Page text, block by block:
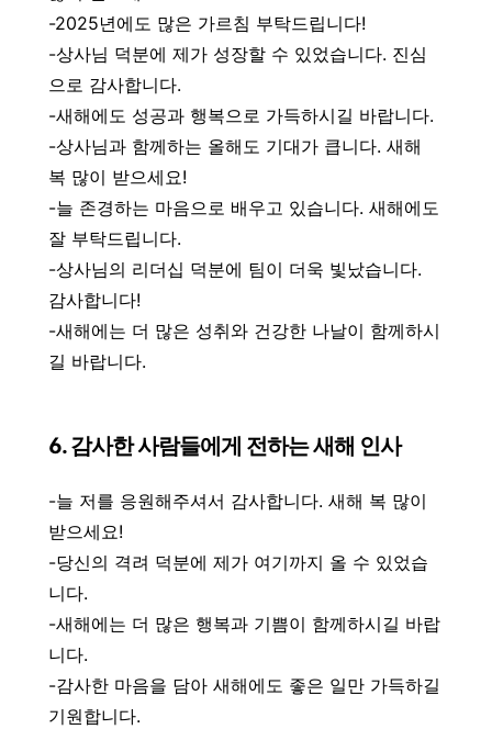
-2025년에도 많은 가르침 부탁드립니다!
-상사님 덕분에 제가 성장할 수 있었습니다. 진심
으로 감사합니다.
-새해에도 성공과 행복으로 가득하시길 바랍니다.
-상사님과 함께하는 올해도 기대가 큽니다. 새해
복 많이 받으세요!
-늘 존경하는 마음으로 배우고 있습니다. 새해에도
잘 부탁드립니다.
-상사님의 리더십 덕분에 팀이 더욱 빛났습니다.
감사합니다!
-새해에는 더 많은 성취와 건강한 나날이 함께하시
길 바랍니다.
6. 감사한 사람들에게 전하는 새해 인사
-늘 저를 응원해주셔서 감사합니다. 새해 복 많이
받으세요!
-당신의 격려 덕분에 제가 여기까지 올 수 있었습
니다.
-새해에는 더 많은 행복과 기쁨이 함께하시길 바랍
니다.
-감사한 마음을 담아 새해에도 좋은 일만 가득하길
기원합니다.